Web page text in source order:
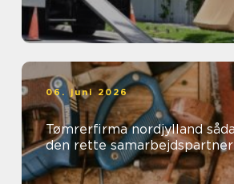
06. juni 2026
Tømrerfirma nordjylland sådan vælger du
den rette samarbejdspartner